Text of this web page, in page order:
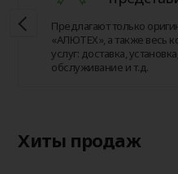
Предлагают только
«АЛЮТЕХ», а также весь
услуг: доставка,
обслуживание и т.д.
Хиты продаж